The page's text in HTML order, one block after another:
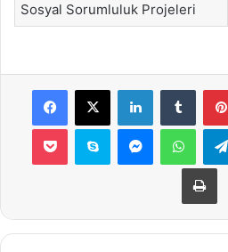
Sosyal Sorumluluk Projeleri
Facebook
X LinkedIn
Pocket Skype Messenger